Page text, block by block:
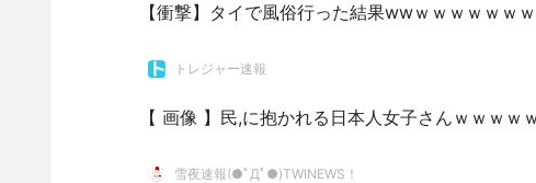
【衝撃】タイで風俗行った結果wwｗｗｗｗｗｗ
トレジャー速報
【 画像 】民,に抱かれる日本人女子さんｗｗｗｗ
雪夜速報(●ﾟДﾟ●)TWINEWS！